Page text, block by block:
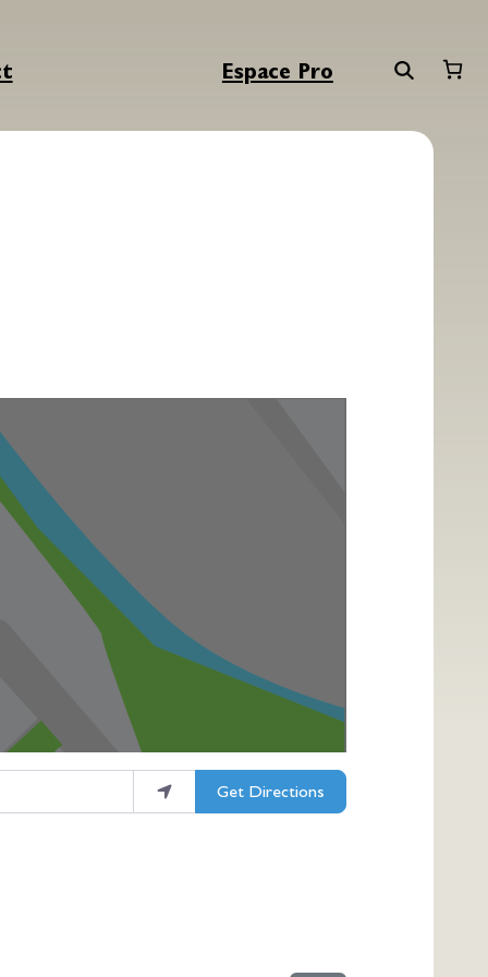
Espace Pro
Get Directions